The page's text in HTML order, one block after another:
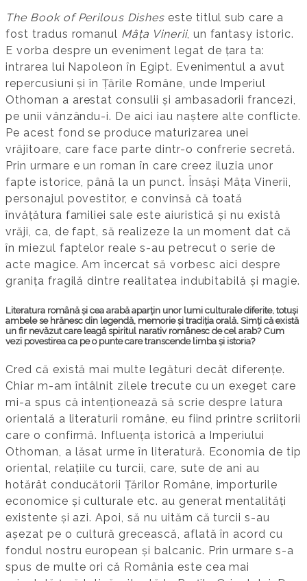
The Book of Perilous Disheseste titlul sub care a
fost tradus romanul Mâța Vinerii, un fantasy istoric.
E vorba despre un eveniment legat de țara ta:
intrarea lui Napoleon în Egipt. Evenimentul a avut
repercusiuni și în Țările Române, unde Imperiul
Othoman a arestat consulii și ambasadorii francezi,
pe unii vânzându-i. De aici iau naștere alte conflicte.
Pe acest fond se produce maturizarea unei
vrăjitoare, care face parte dintr-o confrerie secretă.
Prin urmare e un roman în care creez iluzia unor
fapte istorice, până la un punct. Însăși Mâța Vinerii,
personajul povestitor, e convinsă că toată
învățătura familiei sale este aiuristică și nu există
vrăji, ca, de fapt, să realizeze la un moment dat că
în miezul faptelor reale s-au petrecut o serie de
acte magice. Am încercat să vorbesc aici despre
granița fragilă dintre realitatea indubitabilă și magie.
Literatura română și cea arabă aparțin unor lumi culturale diferite, totuși
ambele se hrănesc din legendă, memorie și tradiția orală. Simți că există
un fir nevăzut care leagă spiritul narativ românesc de cel arab? Cum
vezi povestirea ca pe o punte care transcende limba și istoria?
Cred că există mai multe legături decât diferențe.
Chiar m-am întâlnit zilele trecute cu un exeget care
mi-a spus că intenționează să scrie despre latura
orientală a literaturii române, eu fiind printre scriitorii
care o confirmă. Influența istorică a Imperiului
Othoman, a lăsat urme în literatură. Economia de tip
oriental, relațiile cu turcii, care, sute de ani au
hotărât conducătorii Țărilor Române, importurile
economice și culturale etc. au generat mentalități
existente și azi. Apoi, să nu uităm că turcii s-au
așezat pe o cultură grecească, aflată în acord cu
fondul nostru european și balcanic. Prin urmare s-a
spus de multe ori că România este cea mai